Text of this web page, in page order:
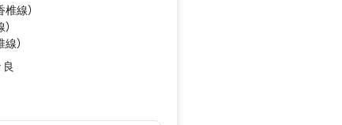
椎線）
）